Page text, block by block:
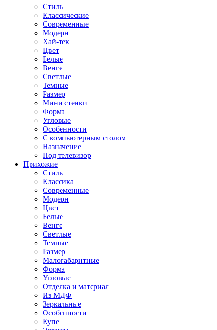
Стиль
Классические
Современные
Модерн
Хай-тек
Цвет
Белые
Венге
Светлые
Темные
Размер
Мини стенки
Форма
Угловые
Особенности
С компьютерным столом
Назначение
Под телевизор
Прихожие
Стиль
Классика
Современные
Модерн
Цвет
Белые
Венге
Светлые
Темные
Размер
Малогабаритные
Форма
Угловые
Отделка и материал
Из МДФ
Зеркальные
Особенности
Купе